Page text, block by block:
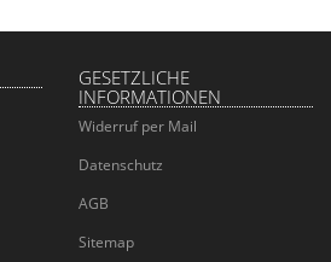
GESETZLICHE
INFORMATIONEN
Widerruf per Mail
Datenschutz
AGB
Sitemap